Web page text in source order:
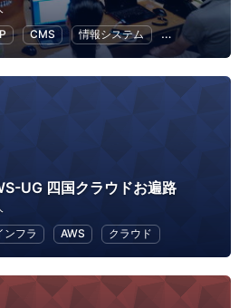
CMS 情報システム オープンソース
UG 四国クラウドお遍路
ンフラ AWS クラウド